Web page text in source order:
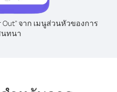
Out" จาก เมนูส่วนหัวของการ
ทนา